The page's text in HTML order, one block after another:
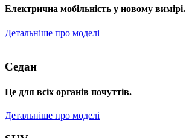
Електрична мобільність у новому вимірі.
Детальніше про моделі
Седан
Це для всіх органів почуттів.
Детальніше про моделі